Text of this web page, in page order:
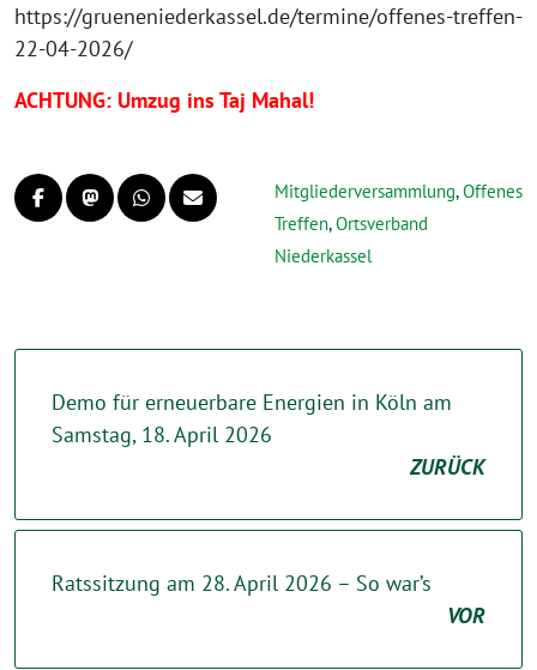
https://grueneniederkassel.de/termine/offenes-treffen-
22-04-2026/
ACHTUNG: Umzug ins Taj Mahal!
Mitgliederversammlung,Offenes
Treffen,Ortsverband
Niederkassel
Demo für erneuerbare Energien in Köln am
Samstag, 18. April 2026
ZURÜCK
Ratssitzung am 28. April 2026 – So war’s
VOR